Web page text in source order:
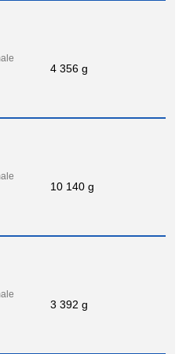
4 356 g
10 140 g
3 392 g